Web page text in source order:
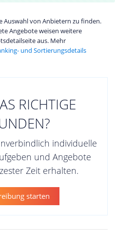
Auswahl von Anbietern zu finden.
Angebote weisen weitere
aus. Mehr
und Sortierungsdetails
RICHTIGE
individuelle
und Angebote
Zeit erhalten.
starten